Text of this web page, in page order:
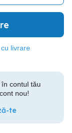
livrare
contul tău
nou!
te